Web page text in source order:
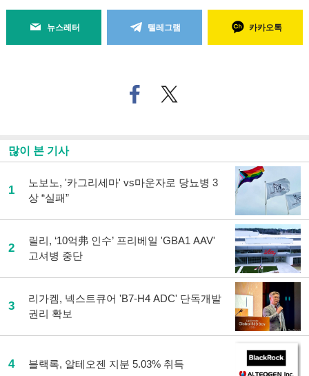
뉴스레터 텔레그램 카카오톡
페
이
기
사
공
트위
터로
많이 본 기사
1
노보노, '카그리세마' vs마운자로 당뇨병 3
상 “실패”
2
릴리, ‘10억弗 인수’ 프리베일 'GBA1 AAV'
고셔병 중단
3
리가켐, 넥스트큐어 'B7-H4 ADC' 단독개발
권리 확보
4 블랙록, 알테오젠 지분 5.03% 취득